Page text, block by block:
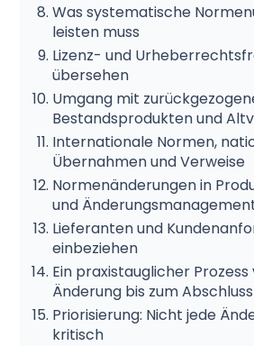
Was systematische
leisten muss
Lizenz- und
übersehen
Umgang mit
Bestandsprodukten und
Internationale Normen,
Übernahmen und Verweise
Normenänderungen in
und
Lieferanten und
einbeziehen
Ein praxistauglicher
Änderung bis zum Abschluss
Priorisierung: Nicht jede
kritisch